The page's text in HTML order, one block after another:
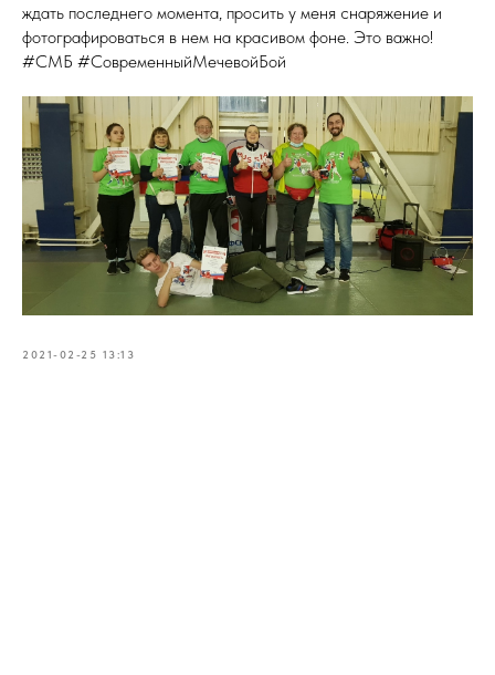
ждать последнего момента, просить у меня снаряжение и
фотографироваться в нем на красивом фоне. Это важно!
#СМБ #СовременныйМечевойБой
2021-02-25 13:13